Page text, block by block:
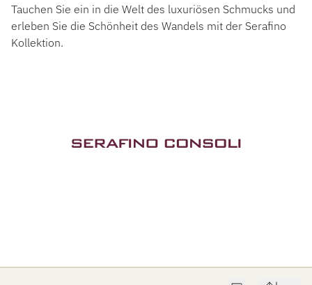
Tauchen Sie ein in die Welt des luxuriösen Schmucks und
erleben Sie die Schönheit des Wandels mit der Serafino
Kollektion.